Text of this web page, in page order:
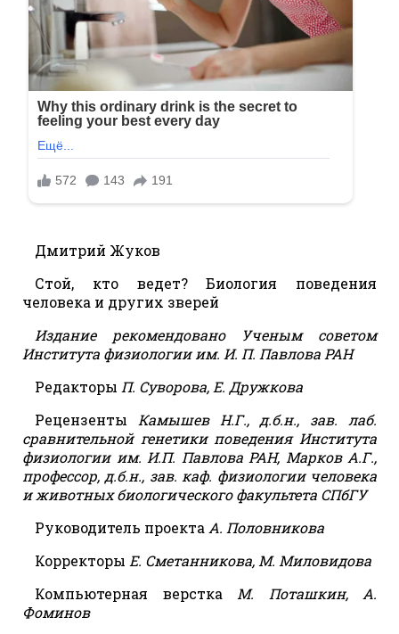
Дмитрий Жуков
Стой, кто ведет? Биология поведения
человека и других зверей
Издание рекомендовано Ученым советом
Института физиологии им. И. П. Павлова РАН
Редакторы П. Суворова, Е. Дружкова
Рецензенты Камышев Н.Г., д.б.н., зав. лаб.
сравнительной генетики поведения Института
физиологии им. И.П. Павлова РАН, Марков А.Г.,
профессор, д.б.н., зав. каф. физиологии человека
и животных биологического факультета СПбГУ
Руководитель проекта А. Половникова
Корректоры Е. Сметанникова, М. Миловидова
Компьютерная верстка М. Поташкин, А.
Фоминов